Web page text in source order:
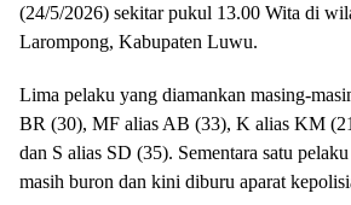
(24/5/2026) sekitar pukul 13.00 Wita di
Larompong, Kabupaten Luwu.
Lima pelaku yang diamankan masing-
BR (30), MF alias AB (33), K alias KM
dan S alias SD (35). Sementara satu
masih buron dan kini diburu aparat